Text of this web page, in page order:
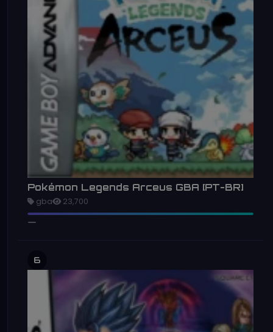
Pokémon Legends Arceus GBA [PT-BR]
gba 23,700
6